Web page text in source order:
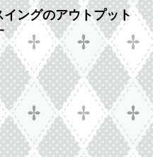
イングのアウトプット